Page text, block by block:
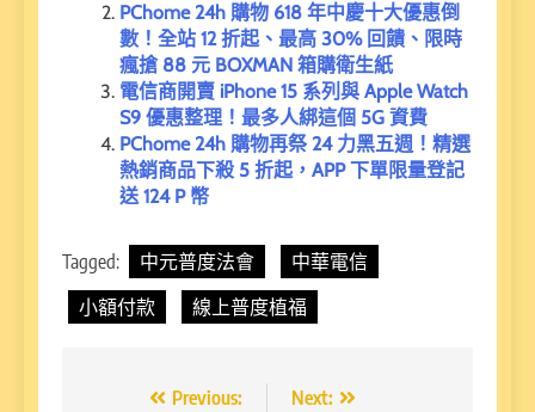
PChome 24h 購物 618 年中慶十大優惠倒
數！全站 12 折起、最高 30% 回饋、限時
瘋搶 88 元 BOXMAN 箱購衛生紙
電信商開賣 iPhone 15 系列與 Apple Watch
S9 優惠整理！最多人綁這個 5G 資費
PChome 24h 購物再祭 24 力黑五週！精選
熱銷商品下殺 5 折起，APP 下單限量登記
送 124 P 幣
Tagged: 中元普度法會
中華電信
小額付款
線上普度植福
Previous:
Next: